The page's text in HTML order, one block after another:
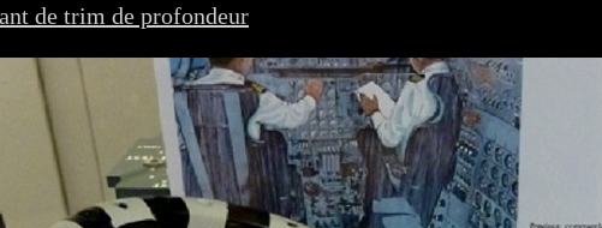
de trim de profondeur